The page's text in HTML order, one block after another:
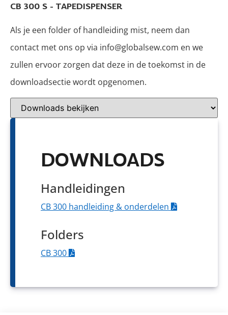
CB 300 S - TAPEDISPENSER
Als je een folder of handleiding mist, neem dan
contact met ons op via info@globalsew.com en we
zullen ervoor zorgen dat deze in de toekomst in de
downloadsectie wordt opgenomen.
DOWNLOADS
Handleidingen
CB 300 handleiding & onderdelen
Folders
CB 300